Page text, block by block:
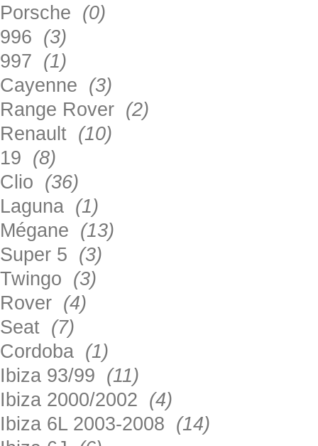
Porsche (0)
996 (3)
997 (1)
Cayenne (3)
Range Rover (2)
Renault (10)
19 (8)
Clio (36)
Laguna (1)
Mégane (13)
Super 5 (3)
Twingo (3)
Rover (4)
Seat (7)
Cordoba (1)
Ibiza 93/99 (11)
Ibiza 2000/2002 (4)
Ibiza 6L 2003-2008 (14)